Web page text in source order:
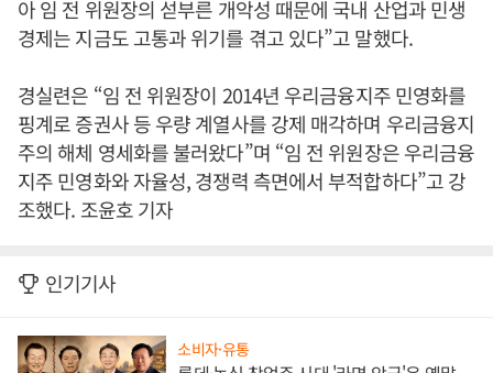
아 임 전 위원장의 섣부른 개악성 때문에 국내 산업과 민생
경제는 지금도 고통과 위기를 겪고 있다”고 말했다.
경실련은 “임 전 위원장이 2014년 우리금융지주 민영화를
핑계로 증권사 등 우량 계열사를 강제 매각하며 우리금융지
주의 해체 영세화를 불러왔다”며 “임 전 위원장은 우리금융
지주 민영화와 자율성, 경쟁력 측면에서 부적합하다”고 강
조했다. 조윤호 기자
인기기사
소비자·유통